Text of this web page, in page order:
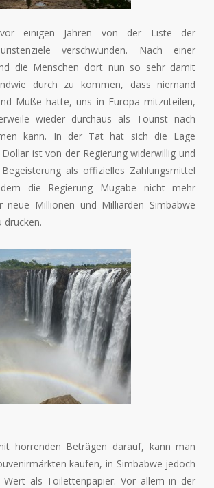
einigen Jahren von der Liste der
verschwunden. Nach einer
die Menschen dort nun so sehr damit
durch zu kommen, dass niemand
Muße hatte, uns in Europa mitzuteilen,
wieder durchaus als Tourist nach
kann. In der Tat hat sich die Lage
ist von der Regierung widerwillig und
als offizielles Zahlungsmittel
die Regierung Mugabe nicht mehr
neue Millionen und Milliarden Simbabwe
drucken.
horrenden Beträgen darauf, kann man
kaufen, in Simbabwe jedoch
Wert als Toilettenpapier. Vor allem in der